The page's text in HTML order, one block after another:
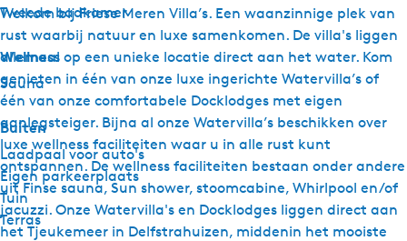
Tweede badkamer
Wellness
Sauna
Buiten
Laadpaal voor auto's
Eigen parkeerplaats
Tuin
Terras
Welkom bij Friese Meren Villa’s. Een waanzinnige plek van
rust waarbij natuur en luxe samenkomen. De villa's liggen
allemaal op een unieke locatie direct aan het water. Kom
genieten in één van onze luxe ingerichte Watervilla’s of
één van onze comfortabele Docklodges met eigen
aanlegsteiger. Bijna al onze Watervilla’s beschikken over
luxe wellness faciliteiten waar u in alle rust kunt
ontspannen. De wellness faciliteiten bestaan onder andere
uit Finse sauna, Sun shower, stoomcabine, Whirlpool en/of
jacuzzi. Onze Watervilla's en Docklodges liggen direct aan
het Tjeukemeer in Delfstrahuizen, middenin het mooiste